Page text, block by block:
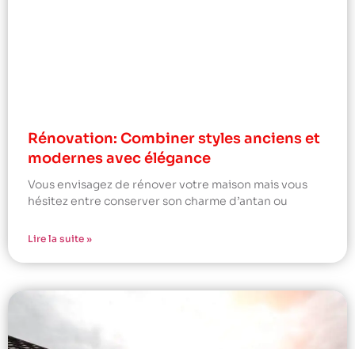
Rénovation: Combiner styles anciens et
modernes avec élégance
Vous envisagez de rénover votre maison mais vous
hésitez entre conserver son charme d’antan ou
Lire la suite »